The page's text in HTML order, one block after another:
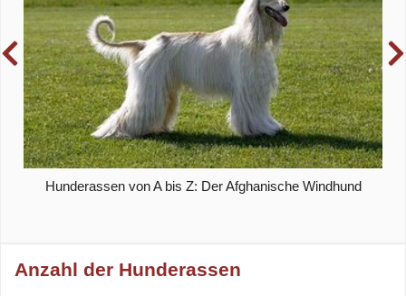
Hunderassen von A bis Z: Der Afghanische Windhund
Anzahl der Hunderassen